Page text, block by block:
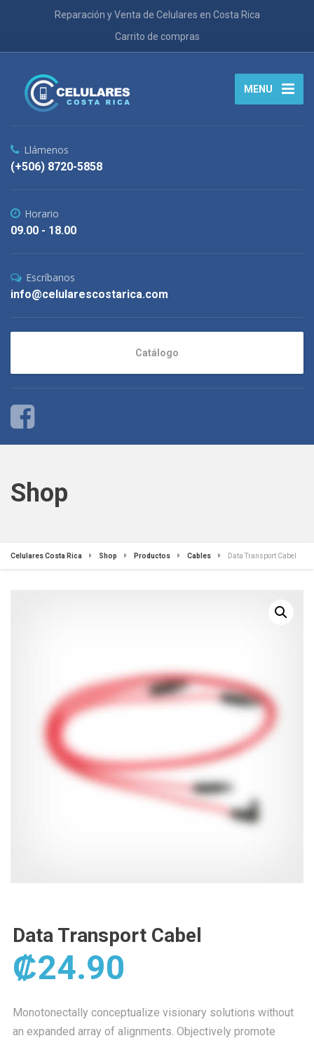
Reparación y Venta de Celulares en Costa Rica
Carrito de compras
MENU
Llámenos
(+506) 8720-5858
Horario
09.00 - 18.00
Escríbanos
info@celularescostarica.com
Catálogo
Shop
Celulares Costa Rica Shop Productos Cables Data Transport Cabel
Data Transport Cabel
₡24.90
Monotonectally conceptualize visionary solutions without
an expanded array of alignments. Objectively promote